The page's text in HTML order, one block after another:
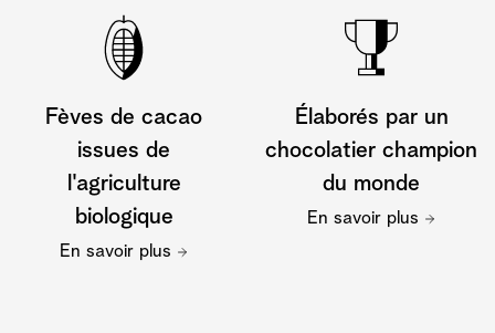
Fèves de cacao
issues de
l'agriculture
biologique
En savoir plus
Élaborés par un
chocolatier champion
du monde
En savoir plus